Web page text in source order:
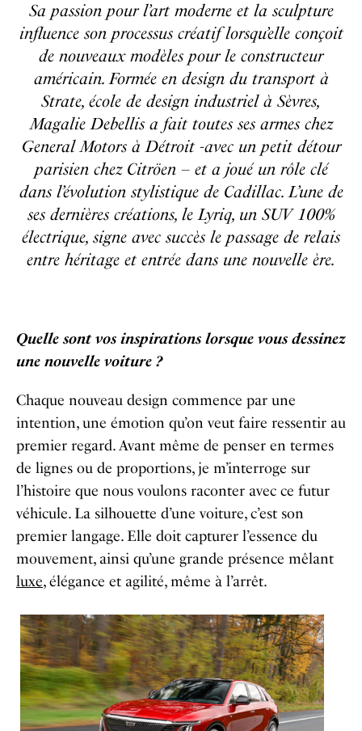
Sa passion pour l’art moderne et la sculpture
influence son processus créatif lorsqu’elle conçoit
de nouveaux modèles pour le constructeur
américain. Formée en design du transport à
Strate, école de design industriel à Sèvres,
Magalie Debellis a fait toutes ses armes chez
General Motors à Détroit -avec un petit détour
parisien chez Citröen – et a joué un rôle clé
dans l’évolution stylistique de Cadillac. L’une de
ses dernières créations, le Lyriq, un SUV 100%
électrique, signe avec succès le passage de relais
entre héritage et entrée dans une nouvelle ère.
Quelle sont vos inspirations lorsque vous dessinez
une nouvelle voiture ?
Chaque nouveau design commence par une
intention, une émotion qu’on veut faire ressentir au
premier regard. Avant même de penser en termes
de lignes ou de proportions, je m’interroge sur
l’histoire que nous voulons raconter avec ce futur
véhicule. La silhouette d’une voiture, c’est son
premier langage. Elle doit capturer l’essence du
mouvement, ainsi qu’une grande présence mêlant
luxe, élégance et agilité, même à l’arrêt.